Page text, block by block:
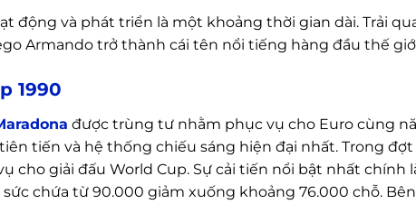
động và phát triển là một khoảng thời gian dài. Trải
Armando trở thành cái tên nổi tiếng hàng đầu thế
1990
được trùng tư nhằm phục vụ cho Euro cùng
tiến và hệ thống chiếu sáng hiện đại nhất. Trong đợt
cho giải đấu World Cup. Sự cải tiến nổi bật nhất chính
chứa từ 90.000 giảm xuống khoảng 76.000 chỗ. Bên